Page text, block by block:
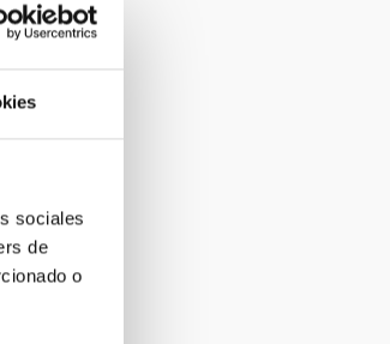
sociales
de
o